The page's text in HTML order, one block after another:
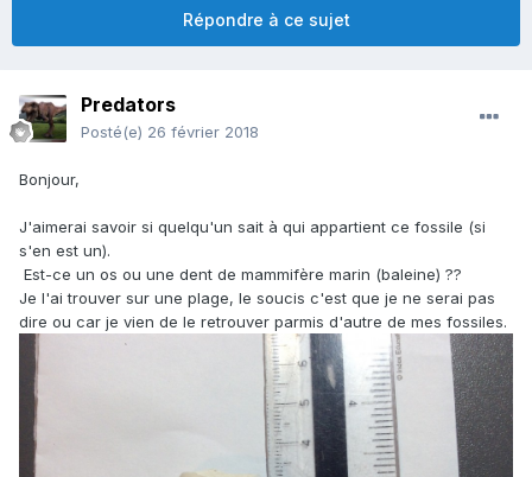
Répondre à ce sujet
Predators
Posté(e) 26 février 2018
Bonjour,
J'aimerai savoir si quelqu'un sait à qui appartient ce fossile (si
s'en est un).
Est-ce un os ou une dent de mammifère marin (baleine) ??
Je l'ai trouver sur une plage, le soucis c'est que je ne serai pas
dire ou car je vien de le retrouver parmis d'autre de mes fossiles.